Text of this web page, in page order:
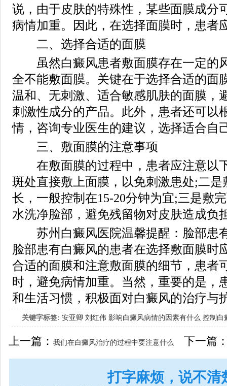
说，由于皮肤的特殊性，某些面膜成分
病情加重。因此，在选择面膜时，患者
二、选择合适的面膜
虽然白癜风患者敷面膜存在一定的
全不能敷面膜。关键在于选择合适的面
温和、无刺激、适合敏感肌肤的面膜，
刺激性成分的产品。此外，患者还可以
情，咨询专业医生的建议，选择适合自
三、敷面膜的注意事项
在敷面膜的过程中，患者应注意以
斑处直接敷上面膜，以免刺激患处;二
长，一般控制在15-20分钟为宜;三是敷
水洗净脸部，避免残留物对皮肤造成负
苏州白癜风医院温馨提醒：脸部患
脸部患有白癜风的患者在选择敷面膜时
合适的面膜和注意敷面膜的细节，患者
时，避免病情加重。当然，重要的是，
和生活习惯，积极面对白癜风的治疗与
关键字标签: 安亚卿 刘红伟 影响白癜风病情的因素有什么 控制白
女生应该如何治疗呢
上一篇：我们在白癜风治疗的过程中要注意什么
呢?
下一篇
打字麻烦，说不清